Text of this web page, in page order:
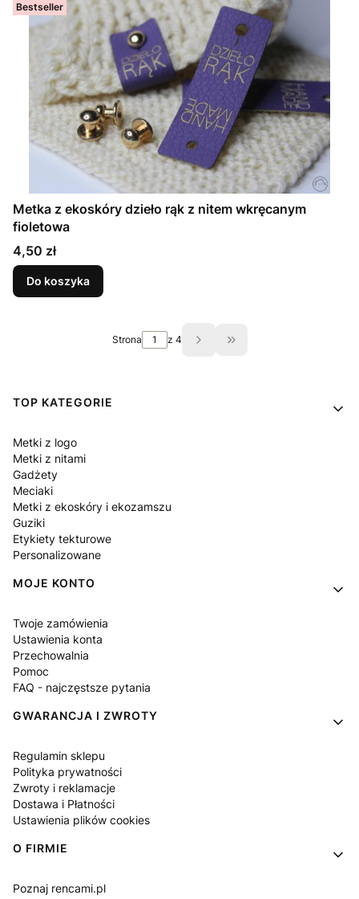
Bestseller
Metka z ekoskóry dzieło rąk z nitem wkręcanym
fioletowa
Cena
4,50 zł
Do koszyka
Strona z 4 Przejdź do ostatniej
Linki w stopce
TOP KATEGORIE
Metki z logo
Metki z nitami
Gadżety
Meciaki
Metki z ekoskóry i ekozamszu
Guziki
Etykiety tekturowe
Personalizowane
MOJE KONTO
Twoje zamówienia
Ustawienia konta
Przechowalnia
Pomoc
FAQ - najczęstsze pytania
GWARANCJA I ZWROTY
Regulamin sklepu
Polityka prywatności
Zwroty i reklamacje
Dostawa i Płatności
Ustawienia plików cookies
O FIRMIE
Poznaj rencami.pl